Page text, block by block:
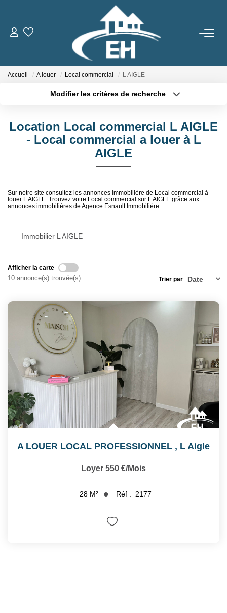
ACHETER
Gestion Locative
ESTIMER
NOTRE AGENCE
CONTACT
EXTRANET
Accueil A louer Local commercial L AIGLE
Modifier les critères de recherche
Sélectionnez...
Type de bien
Surface min
Location Local commercial L AIGLE
- Local commercial a louer à L
AIGLE
Sur notre site consultez les annonces immobilière de Local commercial à
louer L AIGLE. Trouvez votre Local commercial sur L AIGLE grâce aux
annonces immobilières de Agence Esnault Immobilière.
Immobilier L AIGLE
Afficher la carte
10 annonce(s) trouvée(s) Trier par
A LOUER LOCAL PROFESSIONNEL , L Aigle
Loyer 550 €/mois
28 M² Réf : 2177